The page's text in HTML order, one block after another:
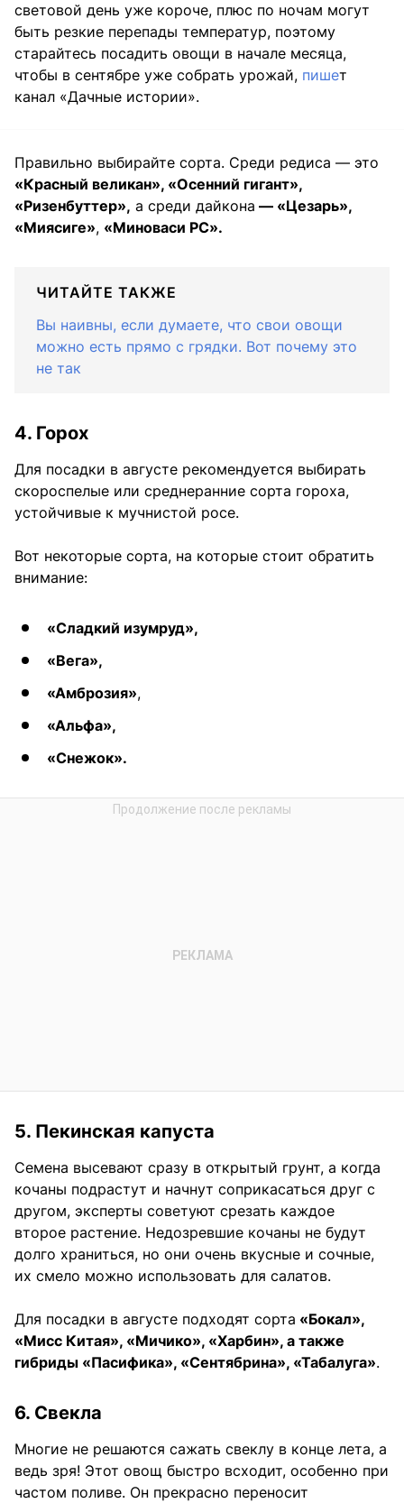
световой день уже короче, плюс по ночам могут
быть резкие перепады температур, поэтому
старайтесь посадить овощи в начале месяца,
чтобы в сентябре уже собрать урожай, пишет
канал «Дачные истории».
Правильно выбирайте сорта. Среди редиса — это
«Красный великан», «Осенний гигант»,
«Ризенбуттер», а среди дайкона — «Цезарь»,
«Миясиге», «Миноваси РС».
ЧИТАЙТЕ ТАКЖЕ
Вы наивны, если думаете, что свои овощи
можно есть прямо с грядки. Вот почему это
не так
4. Горох
Для посадки в августе рекомендуется выбирать
скороспелые или среднеранние сорта гороха,
устойчивые к мучнистой росе.
Вот некоторые сорта, на которые стоит обратить
внимание:
«Сладкий изумруд»,
«Вега»,
«Амброзия»,
«Альфа»,
«Снежок».
5. Пекинская капуста
Семена высевают сразу в открытый грунт, а когда
кочаны подрастут и начнут соприкасаться друг с
другом, эксперты советуют срезать каждое
второе растение. Недозревшие кочаны не будут
долго храниться, но они очень вкусные и сочные,
их смело можно использовать для салатов.
Для посадки в августе подходят сорта «Бокал»,
«Мисс Китая», «Мичико», «Харбин», а также
гибриды «Пасифика», «Сентябрина», «Табалуга».
6. Свекла
Многие не решаются сажать свеклу в конце лета, а
ведь зря! Этот овощ быстро всходит, особенно при
частом поливе. Он прекрасно переносит